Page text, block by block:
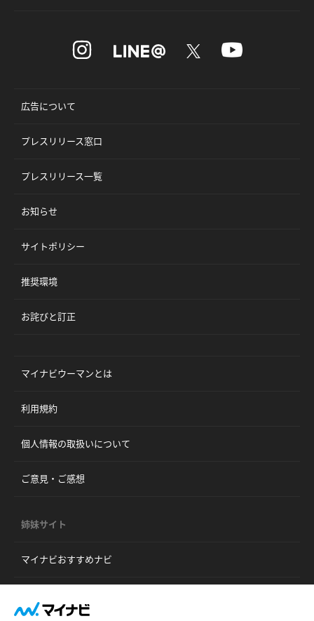
広告について
プレスリリース窓口
プレスリリース一覧
お知らせ
サイトポリシー
推奨環境
お詫びと訂正
マイナビウーマンとは
利用規約
個人情報の取扱いについて
ご意見・ご感想
姉妹サイト
マイナビおすすめナビ